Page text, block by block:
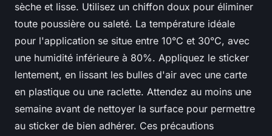
sèche et lisse. Utilisez un chiffon doux pour éliminer
toute poussière ou saleté. La température idéale
pour l'application se situe entre 10°C et 30°C, avec
une humidité inférieure à 80%. Appliquez le sticker
lentement, en lissant les bulles d'air avec une carte
en plastique ou une raclette. Attendez au moins une
semaine avant de nettoyer la surface pour permettre
au sticker de bien adhérer. Ces précautions